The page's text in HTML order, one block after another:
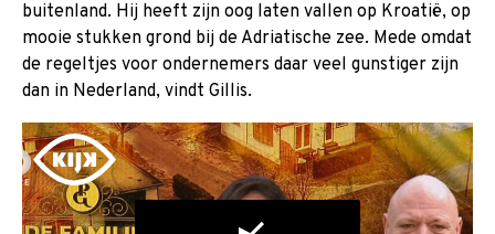
buitenland. Hij heeft zijn oog laten vallen op Kroatië, op
mooie stukken grond bij de Adriatische zee. Mede omdat
de regeltjes voor ondernemers daar veel gunstiger zijn
dan in Nederland, vindt Gillis.